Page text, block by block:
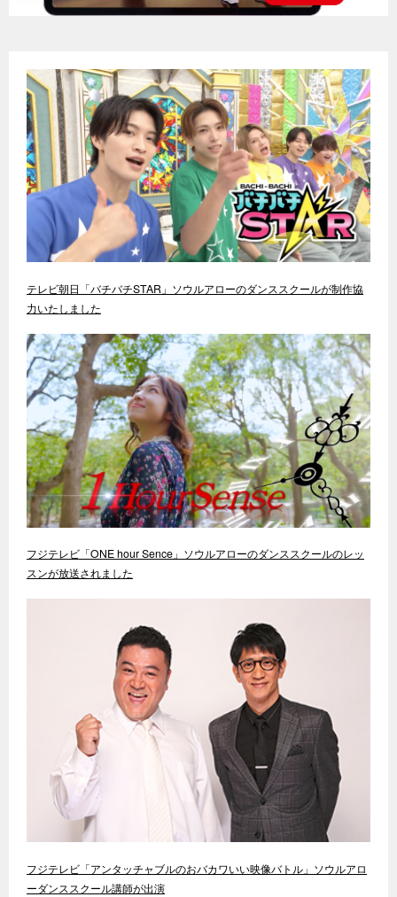
テレビ朝日「バチバチSTAR」ソウルアローのダンススクールが制作協
力いたしました
フジテレビ「ONE hour Sence」ソウルアローのダンススクールのレッ
スンが放送されました
フジテレビ「アンタッチャブルのおバカワいい映像バトル」ソウルアロ
ーダンススクール講師が出演